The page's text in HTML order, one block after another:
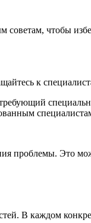
советам, чтобы
к
проблемы. Это
В каждом